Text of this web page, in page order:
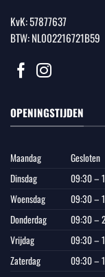
KvK: 57877637
BTW: NL002216721B59
OPENINGSTIJDEN
Maandag
Gesloten
Dinsdag
09:30 –
Woensdag
09:30 –
Donderdag
09:30 –
Vrijdag
09:30 –
Zaterdag
09:30 –